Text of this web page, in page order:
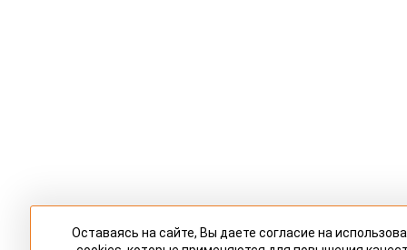
Оставаясь на сайте, Вы даете согласие на